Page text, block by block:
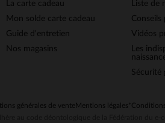
La carte cadeau
Mon solde carte cadeau
Guide d'entretien
Nos magasins
Liste de
Conseils
Vidéos
Les
naissance
Sécurité
générales de venteMentions légales